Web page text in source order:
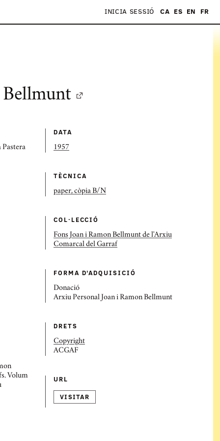
INICIA SESSIÓ CA ES EN FR
Bellmunt
Pastera
DATA
1957
TÈCNICA
paper, còpia B/N
COL·LECCIÓ
Fons Joan i Ramon Bellmunt de l'Arxiu
Comarcal del Garraf
FORMA D'ADQUISICIÓ
Donació
Arxiu Personal Joan i Ramon Bellmunt
DRETS
Copyright
ACGAF
Volum
URL
VISITAR